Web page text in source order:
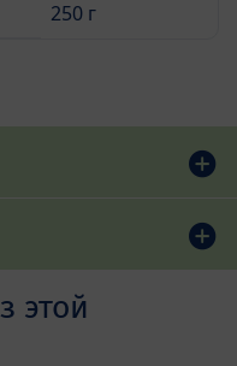
250 г
этой